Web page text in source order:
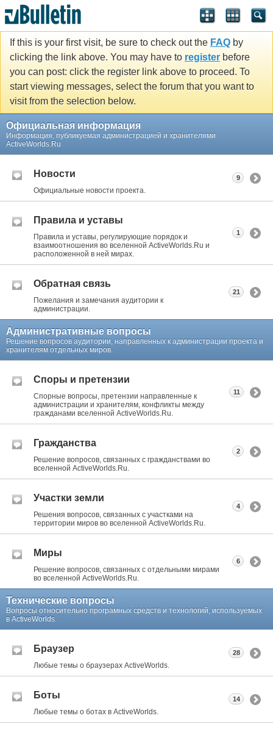
If this is your first visit, be sure to check out the FAQ by
clicking the link above. You may have to register before
you can post: click the register link above to proceed. To
start viewing messages, select the forum that you want to
visit from the selection below.
Официальная информация
Информация, публикуемая администрацией и хранителями
ActiveWorlds.Ru
Новости
Официальные новости проекта.
9
Правила и уставы
Правила и уставы, регулирующие порядок и
взаимоотношения во вселенной ActiveWorlds.Ru и
расположенной в ней мирах.
1
Обратная связь
Пожелания и замечания аудитории к
администрации.
21
Административные вопросы
Решение вопросов аудитории, направленных к администрации проекта и
хранителям отдельных миров.
Споры и претензии
Спорные вопросы, претензии направленные к
администрации и хранителям, конфликты между
гражданами вселенной ActiveWorlds.Ru.
11
Гражданства
Решение вопросов, связанных с гражданствами во
вселенной ActiveWorlds.Ru.
2
Участки земли
Решения вопросов, связанных с участками на
территории миров во вселенной ActiveWorlds.Ru.
4
Миры
Решение вопросов, связанных с отдельными мирами
во вселенной ActiveWorlds.Ru.
6
Технические вопросы
Вопросы относительно програмных средств и технологий, используемых
в ActiveWorlds.
Браузер
Любые темы о браузерах ActiveWorlds.
28
Боты
Любые темы о ботах в ActiveWorlds.
14